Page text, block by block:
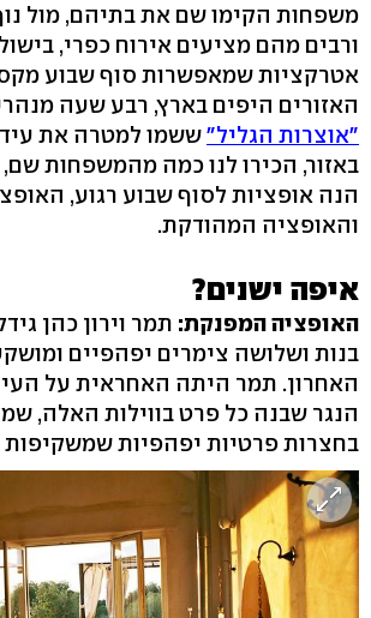
משפחות הקימו שם את בתיהם, מול
ורבים מהם מציעים אירוח כפרי,
אטרקציות שמאפשרות סוף שבוע
האזורים היפים בארץ, רבע שעה
"אוצרות הגליל"ששמו למטרה את
באזור, הכירו לנו כמה מהמשפחות שם,
הנה אופציות לסוף שבוע רגוע,
והאופציה המהודקת.
איפה ישנים?
האופציה המפנקת: תמר וירון כהן
בנות ושלושה צימרים יפהפיים
האחרון. תמר היתה האחראית על
הנגר שבנה כל פרט בווילות האלה,
בחצרות פרטיות יפהפיות שמשקיפות